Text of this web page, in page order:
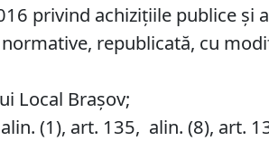
privind achiziţiile publice şi
republicată, cu
Local Brașov;
(1), art. 135, alin. (8), art.